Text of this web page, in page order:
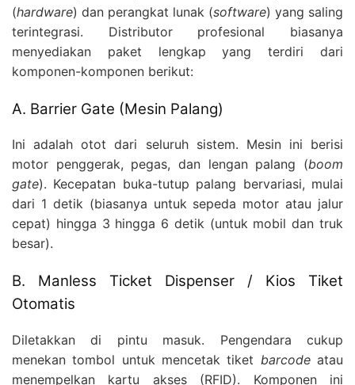
(hardware) dan perangkat lunak (software) yang saling
terintegrasi. Distributor profesional biasanya
menyediakan paket lengkap yang terdiri dari
komponen-komponen berikut:
A. Barrier Gate (Mesin Palang)
Ini adalah otot dari seluruh sistem. Mesin ini berisi
motor penggerak, pegas, dan lengan palang (boom
gate). Kecepatan buka-tutup palang bervariasi, mulai
dari 1 detik (biasanya untuk sepeda motor atau jalur
cepat) hingga 3 hingga 6 detik (untuk mobil dan truk
besar).
B. Manless Ticket Dispenser / Kios Tiket
Otomatis
Diletakkan di pintu masuk. Pengendara cukup
menekan tombol untuk mencetak tiket barcodeatau
menempelkan kartu akses (RFID). Komponen ini